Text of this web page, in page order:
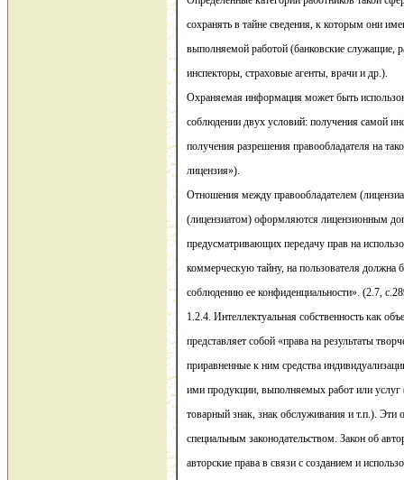
сохранять в тайне сведения, к которым они
выполняемой работой (банковские служащие,
инспекторы, страховые агенты, врачи и др.).
Охраняемая информация может быть
соблюдении двух условий: получения самой
получения разрешения правообладателя на
лицензия»).
Отношения между правообладателем
(лицензиатом) оформляются лицензионным
предусматривающих передачу прав на
коммерческую тайну, на пользователя должна
соблюдению ее конфиденциальности». (2.7,
1.2.4. Интеллектуальная собственность как
представляет собой «права на результаты
приравненные к ним средства
ими продукции, выполняемых работ или
товарный знак, знак обслуживания и т.п.). Эти
специальным законодательством. Закон об
авторские права в связи с созданием и